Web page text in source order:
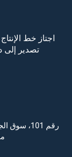
اجتاز خط
تصدير إلى